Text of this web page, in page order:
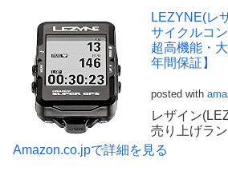
LEZYNE(レ
サイクルコ
超高機能・
年間保証】
posted with
レザイン
売り上げラ
Amazon.co.jpで詳細を見る